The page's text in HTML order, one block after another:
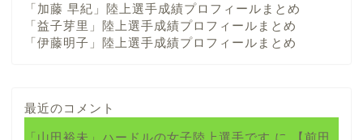
「加藤 早紀」陸上選手成績プロフィールまとめ
「益子芽里」陸上選手成績プロフィールまとめ
「伊藤明子」陸上選手成績プロフィールまとめ
最近のコメント
「山田裕未」ハードルの女子陸上選手です に 【前田